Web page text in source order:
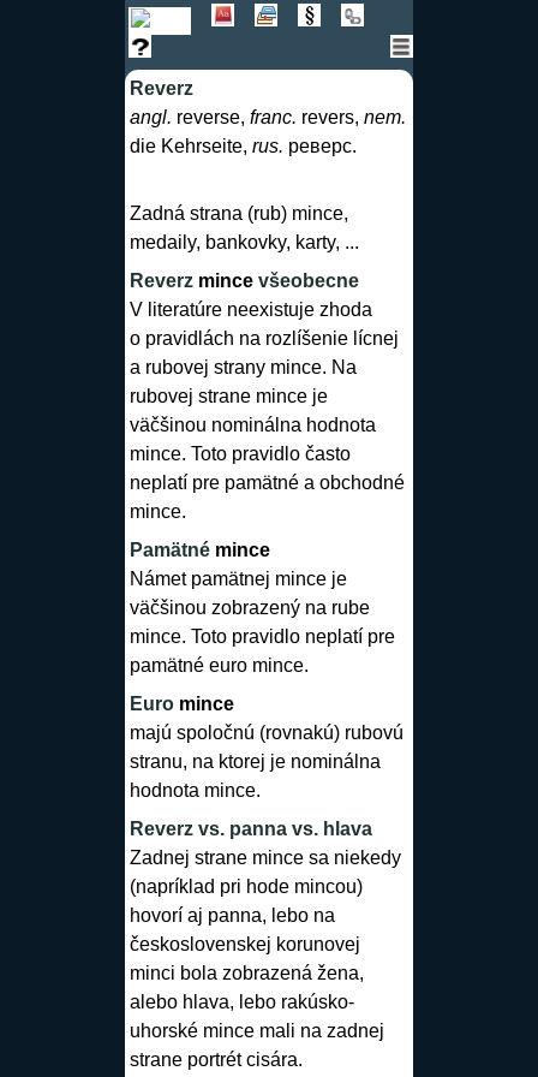
Reverz
angl. reverse, franc. revers, nem.
die Kehrseite, rus. реверс.
Zadná strana (rub) mince,
medaily, bankovky, karty, ...
Reverz mincevšeobecne
V literatúre neexistuje zhoda
o pravidlách na rozlíšenie lícnej
a rubovej strany mince. Na
rubovej strane minceje
väčšinou nominálna hodnota
mince. Toto pravidlo často
neplatí pre pamätné a obchodné
mince.
Pamätné mince
Námet pamätnej minceje
väčšinou zobrazený na rube
mince. Toto pravidlo neplatí pre
pamätné euro mince.
Euro mince
majú spoločnú (rovnakú) rubovú
stranu, na ktorej je nominálna
hodnota mince.
Reverz vs. panna vs. hlava
Zadnej strane mincesa niekedy
(napríklad pri hode mincou)
hovorí aj panna, lebo na
československej korunovej
minci bola zobrazená žena,
alebo hlava, lebo rakúsko-
uhorské mincemali na zadnej
strane portrét cisára.